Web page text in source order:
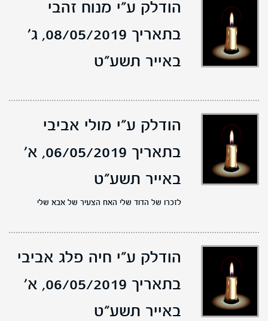
הודלק ע"י מנוח זהבי
בתאריך 08/05/2019,
ג'
באייר תשע"ט
הודלק ע"י מולי אביבי
בתאריך 06/05/2019,
א'
באייר תשע"ט
לזכרו של הדוד שלי האח הצעיר של אבא שלי
הודלק ע"י חיה פלג אביבי
בתאריך 06/05/2019,
א'
באייר תשע"ט